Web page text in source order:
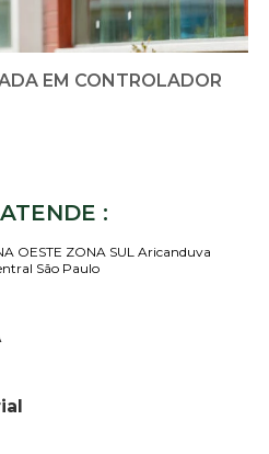
EM CONTROLADOR
:
OESTE ZONA SUL Aricanduva
São Paulo